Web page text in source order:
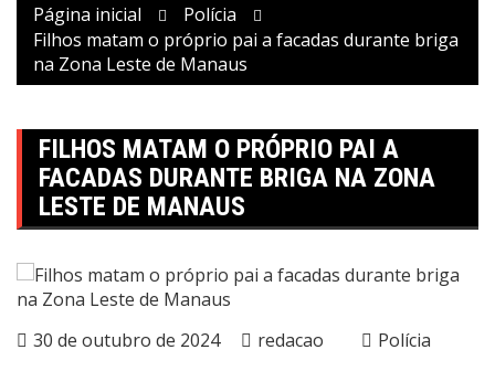
Página inicial
Polícia
Filhos matam o próprio pai a facadas durante briga
na Zona Leste de Manaus
FILHOS MATAM O PRÓPRIO PAI A
FACADAS DURANTE BRIGA NA ZONA
LESTE DE MANAUS
30 de outubro de 2024 redacao Polícia